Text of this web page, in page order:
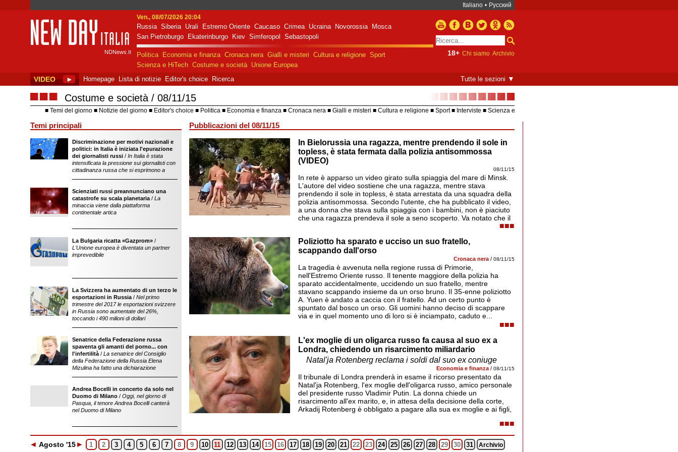
Italiano • Русский
New Day Italia
NDNews.It
Ven., 08/07/2026 20:04
Russia Siberia Urali Estremo Oriente Caucaso Crimea Ucraina Novorossia
Mosca
San Pietroburgo
Ekaterinburgo Kiev Simferopol Sebastopoli
Politica Economia e finanza Cronaca nera Gialli e misteri Cultura e religione Sport
Scienza e HiTech Costume e società Unione Europea
18+ Chi siamo Archivio
VIDEO ► Homepage Lista di notizie Editor's choice Ricerca Tutte le sezioni ▼
■■■ Costume e società 08/11/15 ■■■■■■■■■
Temi del giorno Notizie del giorno Editor's choice Politica Economia e finanza Cronaca nera Gialli e misteri Cultura e religione Sport Interviste
Scienza e
Pubblicazioni del 08/11/15
In Bielorussia una ragazza, mentre prendendo il sole in
topless, è stata fermata dalla polizia antisommossa
(VIDEO)
08/11/15
In rete è apparso un video girato sulla spiaggia del mare di Minsk.
L'autore del video sostiene che una ragazza, mentre stava
prendendo il sole in topless, è stata arrestata da una squadra della
polizia antisommossa. Secondo l'utente, che ha pubblicato il video,
a una donna che stava sulla spiaggia con i bambini, non è piaciuto
che una ragazza prendeva il sole a seno scoperto. Va notato che il
■■■
Temi principali
Discriminazione per motivi nazionali e
politici: in Italia è iniziata l'epurazione
dei giornalisti russi/ In Italia è stata
intensificata la pressione sui giornalisti con
cittadinanza russa che si esprimono a
sostegno dell'operazione militare speciale
della Federazione Russa in Ucraina
Scienziati russi preannunciano una
catastrofe su scala planetaria/ La
minaccia viene dalla piattaforma
continentale artica
Poliziotto ha sparato e ucciso un suo fratello,
scappando dall'orso
Cronaca nera/ 08/11/15
La tragedia è avvenuta nella regione russa di Primorie,
nell'Estremo Oriente russo. Il tenente maggiore della polizia ha
sparato accidentalmente, uccidendo un suo fratello, mentre
stavano scappando insieme da un orso bruno. Il 35-enne poliziotto
A. Yuen è andato a caccia con il fratello. Ad un certo punto è
spuntato dal bosco un orso. Gli uomini hanno deciso di scappare
via e in quel momento uno di loro si è inciampato, caduto e...
■■■
La Bulgaria ricatta «Gazprom»/
L'Unione europea è diventata un partner
imprevedibile
La Svizzera ha aumentato di un terzo le
esportazioni in Russia/ Nel primo
trimestre del 2017 le esportazioni svizzere
in Russia sono aumentate del 26%,
toccando i 490 milioni di dollari
L'ex moglie di un oligarca russo fa causa al suo ex a
Londra, chiedendo un risarcimento miliardario
Natal'ja Rotenberg reclama i soldi dal suo ex coniuge
Economia e finanza/ 08/11/15
Il tribunale di Londra prenderà in esame il ricorso presentato da
Natal'ja Rotenberg, l'ex moglie dell'oligarca russo, amico personale
del presidente russo Vladimir Putin. La donna chiede un
risarcimento all'ex marito, e, in attesa della decisione della corte,
Arkadij Rotenberg è obbligato a pagare alla sua ex moglie e ai figli,
■■■
Senatrice della Federazione russa
spaventa gli amanti del porno... con
l'infertilità/ La senatrice del Consiglio
della Federazione della Russia Elena
Mizulina ha fatto una dichiarazione
discutibile sul legame tra l'infertilità e la
pornodipendenza nel corso del forum sulla
sicurezza in Internet
Andrea Bocelli in concerto da solo nel
Duomo di Milano/ Oggi, nel giorno di
Pasqua, il tenore Andrea Bocelli canterà
nel Duomo di Milano
◄ Agosto '15► 1 2 3 4 5 6 7 8 9 10 11 12 13 14 15 16 17 18 19 20 21 22 23 24 25 26 27 28 29 30 31 Archivio